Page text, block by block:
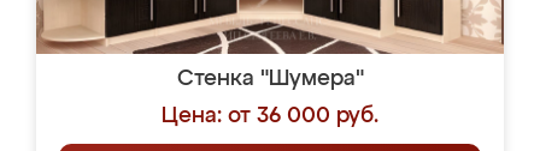
Стенка "Шумера"
Цена: от 36 000 руб.